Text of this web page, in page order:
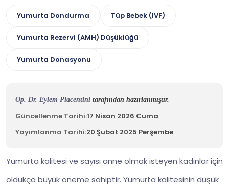
Yumurta Dondurma Tüp Bebek (IVF)
Yumurta Rezervi (AMH) Düşüklüğü
Yumurta Donasyonu
Op. Dr. Eylem Piacentini tarafından hazırlanmıştır.
Güncellenme Tarihi:17 Nisan 2026 Cuma
Yayımlanma Tarihi:20 Şubat 2025 Perşembe
Yumurta kalitesi ve sayısı anne olmak isteyen kadınlar için
oldukça büyük öneme sahiptir. Yumurta kalitesinin düşük